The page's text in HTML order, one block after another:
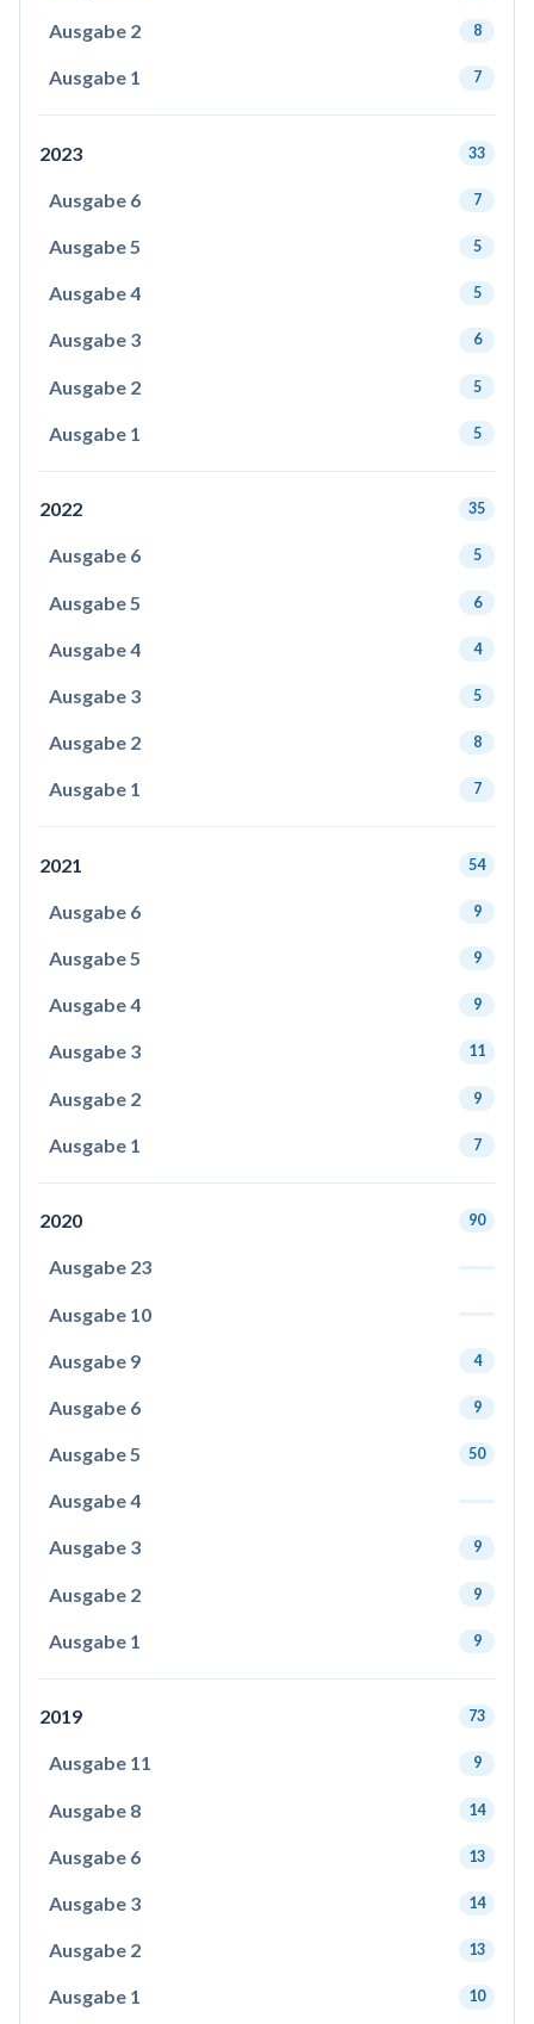
Ausgabe 2 8
Ausgabe 1 7
2023 33
Ausgabe 6 7
Ausgabe 5 5
Ausgabe 4 5
Ausgabe 3 6
Ausgabe 2 5
Ausgabe 1 5
2022 35
Ausgabe 6 5
Ausgabe 5 6
Ausgabe 4 4
Ausgabe 3 5
Ausgabe 2 8
Ausgabe 1 7
2021 54
Ausgabe 6 9
Ausgabe 5 9
Ausgabe 4 9
Ausgabe 3 11
Ausgabe 2 9
Ausgabe 1 7
2020 90
Ausgabe 23
Ausgabe 10
Ausgabe 9 4
Ausgabe 6 9
Ausgabe 5 50
Ausgabe 4
Ausgabe 3 9
Ausgabe 2 9
Ausgabe 1 9
2019 73
Ausgabe 11 9
Ausgabe 8 14
Ausgabe 6 13
Ausgabe 3 14
Ausgabe 2 13
Ausgabe 1 10